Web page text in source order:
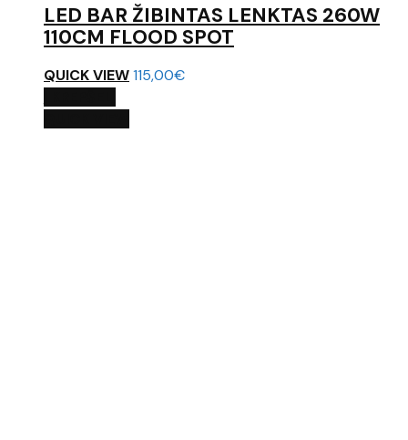
LED BAR ŽIBINTAS LENKTAS 260W
110CM FLOOD SPOT
QUICK VIEW115,00€